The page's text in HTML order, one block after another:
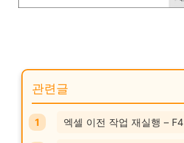
관련글
엑셀 이전 작업 재실행 – F4